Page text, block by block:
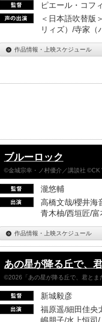
ピエール・コフ
＜日本語吹替版
リィズ）/寺家（
作品情報・上映スケジュール
ブルーロック
©金城宗幸・ノ村優介／講談社 ©CK
瀧悠輔
高橋文哉/櫻井海
青木柚/西垣匠/
作品情報・上映スケジュール
あの星が降る丘で、
©2026「あの星が降る丘で、君とま
新城毅彦
福原遥/細田佳央
嶋朋子/水上恒司